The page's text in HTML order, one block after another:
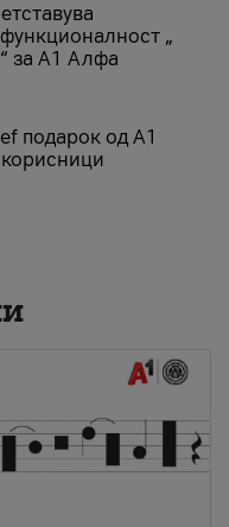
„
за А1 Алфа
подарок од А1
корисници